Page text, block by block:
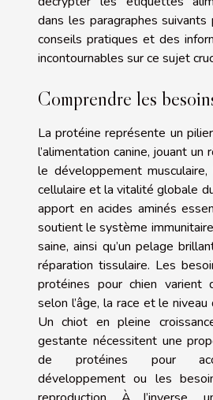
dans les paragraphes suivants
conseils pratiques et des
incontournables sur ce sujet
Comprendre les
La protéine représente un
l’alimentation canine, jouant un
le développement
cellulaire et la vitalité globale
apport en acides aminés
soutient le système
saine, ainsi qu’un pelage
réparation tissulaire. Les
protéines pour chien varient
selon l’âge, la race et le niveau
Un chiot en pleine
gestante nécessitent une
de protéines pour
développement ou les